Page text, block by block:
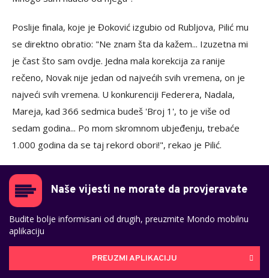
Poslije finala, koje je Đoković izgubio od Rubljova, Pilić mu
se direktno obratio: "Ne znam šta da kažem... Izuzetna mi
je čast što sam ovdje. Jedna mala korekcija za ranije
rečeno, Novak nije jedan od najvećih svih vremena, on je
najveći svih vremena. U konkurenciji Federera, Nadala,
Mareja, kad 366 sedmica budeš 'Broj 1', to je više od
sedam godina... Po mom skromnom ubjeđenju, trebaće
1.000 godina da se taj rekord obori!", rekao je Pilić.
Naše vijesti ne morate da provjeravate
Budite bolje informisani od drugih, preuzmite Mondo mobilnu
aplikaciju
PREUZMI APLIKACIJU